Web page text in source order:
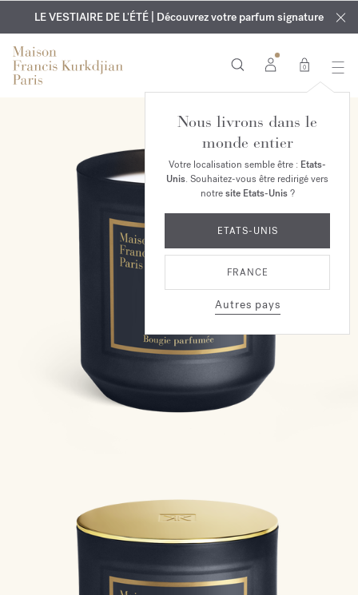
EXCLUSIF | Découvrez le nouveau parfum OUD
velvet mood
dans votre commande*
GRAVURE OFFERTE | Sur tous les parfums et huiles pour le
corps jusqu'au 9 août
LE VESTIAIRE DE L'ÉTÉ | Découvrez votre parfum signature
0
Nous livrons dans le
monde entier
Votre localisation semble être : Etats-
Unis. Souhaitez-vous être redirigé vers
notresite Etats-Unis?
ETATS-UNIS
FRANCE
Autres pays